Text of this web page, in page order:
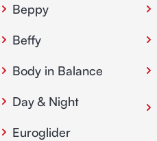
Beppy
Beffy
Body in Balance
Day & Night
Euroglider